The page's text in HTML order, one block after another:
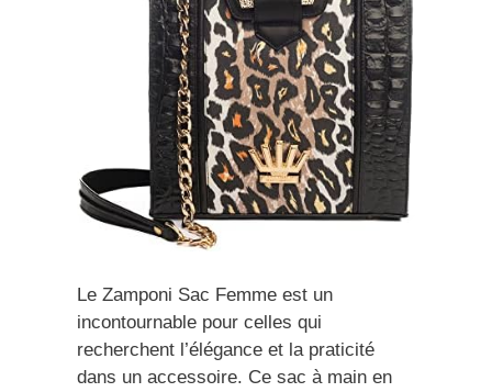
Le Zamponi Sac Femme est un
incontournable pour celles qui
recherchent l’élégance et la praticité
dans un accessoire. Ce sac à main en